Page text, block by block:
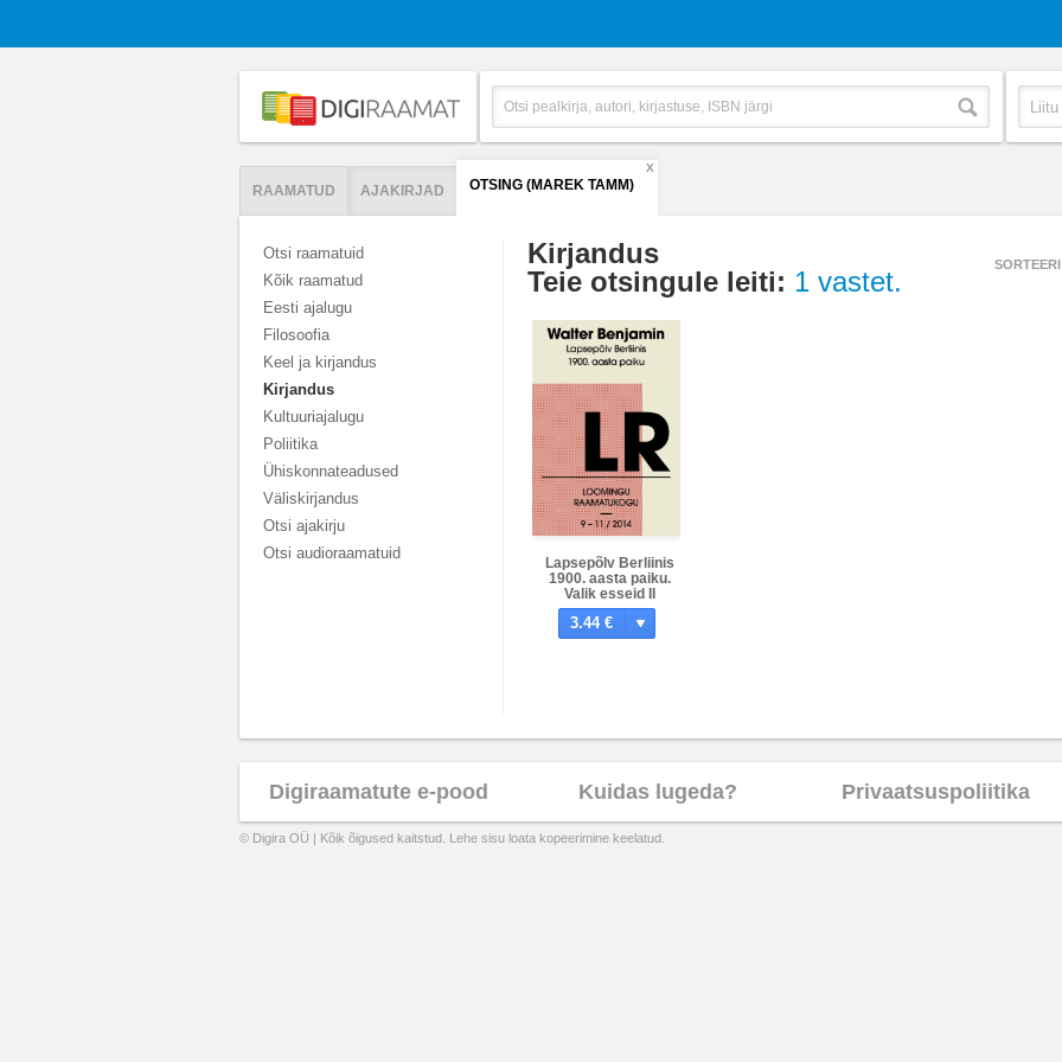
RAAMATUD AJAKIRJAD OTSING (MAREK TAMM)
X
Otsi raamatuid
Kõik raamatud
Eesti ajalugu
Filosoofia
Keel ja kirjandus
Kirjandus
Kultuuriajalugu
Poliitika
Ühiskonnateadused
Väliskirjandus
Otsi ajakirju
Otsi audioraamatuid
Kirjandus
Teie otsingule leiti: 1 vastet.
Lapsepõlv Berliinis
1900. aasta paiku.
Valik esseid II
3.44 €
Digiraamatute e-pood Kuidas lugeda? Privaatsuspoliitika
© Digira OÜ | Kõik õigused kaitstud. Lehe sisu loata kopeerimine keelatud.